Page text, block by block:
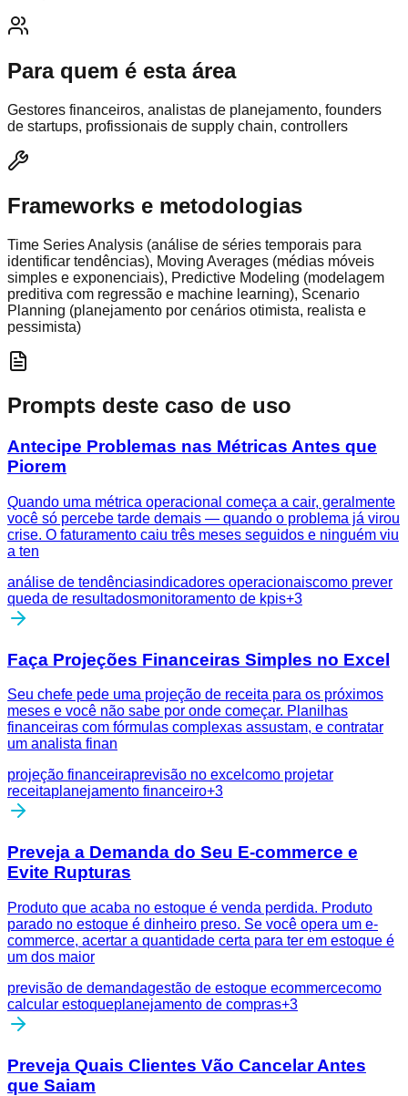
Para quem é esta área
Gestores financeiros, analistas de planejamento, founders
de startups, profissionais de supply chain, controllers
Frameworks e metodologias
Time Series Analysis (análise de séries temporais para
identificar tendências), Moving Averages (médias móveis
simples e exponenciais), Predictive Modeling (modelagem
preditiva com regressão e machine learning), Scenario
Planning (planejamento por cenários otimista, realista e
pessimista)
Prompts deste caso de uso
Antecipe Problemas nas Métricas Antes que
Piorem
Quando uma métrica operacional começa a cair, geralmente
você só percebe tarde demais — quando o problema já virou
crise. O faturamento caiu três meses seguidos e ninguém viu
a ten
análise de tendênciasindicadores operacionaiscomo prever
queda de resultadosmonitoramento de kpis+3
Faça Projeções Financeiras Simples no Excel
Seu chefe pede uma projeção de receita para os próximos
meses e você não sabe por onde começar. Planilhas
financeiras com fórmulas complexas assustam, e contratar
um analista finan
projeção financeiraprevisão no excel como projetar
receitaplanejamento financeiro+3
Preveja a Demanda do Seu E-commerce e
Evite Rupturas
Produto que acaba no estoque é venda perdida. Produto
parado no estoque é dinheiro preso. Se você opera um e-
commerce, acertar a quantidade certa para ter em estoque é
um dos maior
previsão de demandagestão de estoque ecommercecomo
calcular estoqueplanejamento de compras+3
Preveja Quais Clientes Vão Cancelar Antes
que Saiam